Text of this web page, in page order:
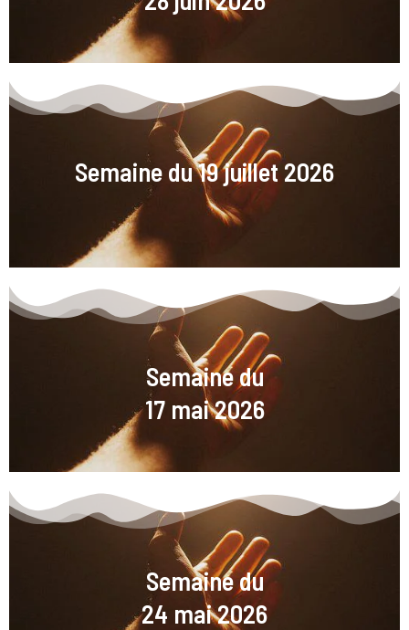
Semaine du 19 juillet 2026
Semaine du
17 mai 2026
Semaine du
24 mai 2026